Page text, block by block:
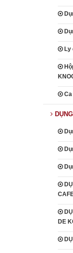
Ly
Ca
DE